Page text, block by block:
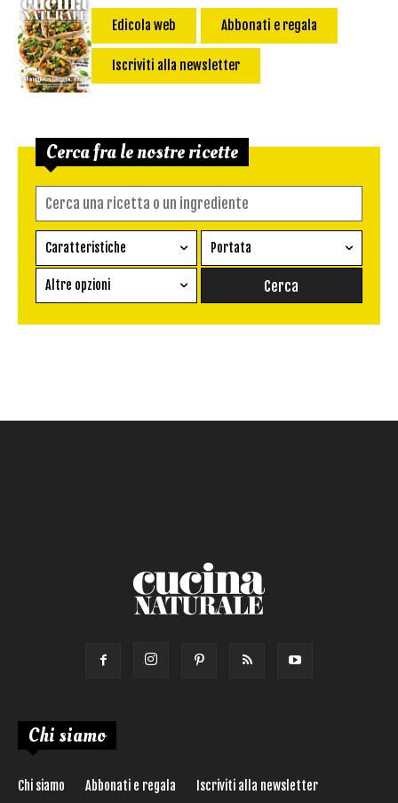
Edicola web Abbonati e regala
Iscriviti alla newsletter
Cerca fra le nostre ricette
Caratteristiche
Ricetta vegetariana
Senza glutine
Portata
Conserva
Altre opzioni
Chi siamo
Chi siamo Abbonati e regala Iscriviti alla newsletter